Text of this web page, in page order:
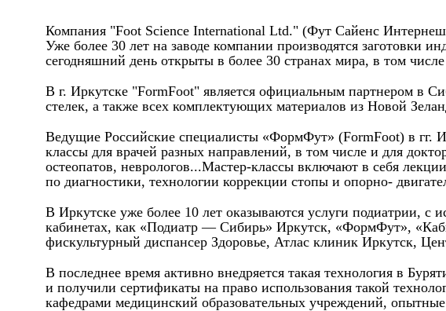
Компания "Foot Science International Ltd." (Фут Сайенс
Уже более 30 лет на заводе компании производятся заготовки
сегодняшний день открыты в более 30 странах мира, в том
В г. Иркутске "FormFoot" является официальным партнером в
стелек, а также всех комплектующих материалов из Новой
Ведущие Российские специалисты «ФормФут» (FormFoot) в гг.
классы для врачей разных направлений, в том числе и для
остеопатов, неврологов...Мастер-классы включают в себя
по диагностики, технологии коррекции стопы и опорно-
В Иркутске уже более 10 лет оказываются услуги подиатрии, с
кабинетах, как «Подиатр — Сибирь» Иркутск, «ФормФут»,
фискультурный диспансер Здоровье, Атлас клиник Иркутск,
В последнее время активно внедряется такая технология в
и получили сертификаты на право использования такой
кафедрами медицинский образовательных учреждений,